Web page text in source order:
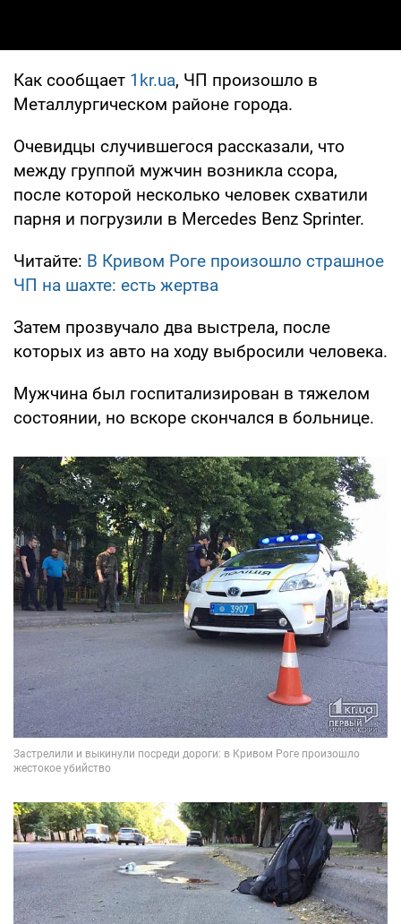
Как сообщает 1kr.ua, ЧП произошло в
Металлургическом районе города.
Очевидцы случившегося рассказали, что
между группой мужчин возникла ссора,
после которой несколько человек схватили
парня и погрузили в Mercedes Benz Sprinter.
Читайте: В Кривом Роге произошло страшное
ЧП на шахте: есть жертва
Затем прозвучало два выстрела, после
которых из авто на ходу выбросили человека.
Мужчина был госпитализирован в тяжелом
состоянии, но вскоре скончался в больнице.